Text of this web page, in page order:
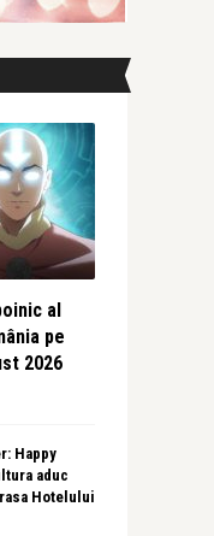
al
pe
2026
Happy
aduc
Hotelului